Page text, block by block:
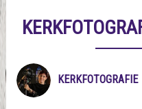
KERKFOTOGRAFIE